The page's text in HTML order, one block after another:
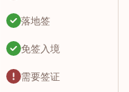
落地签
免签入境
需要签证